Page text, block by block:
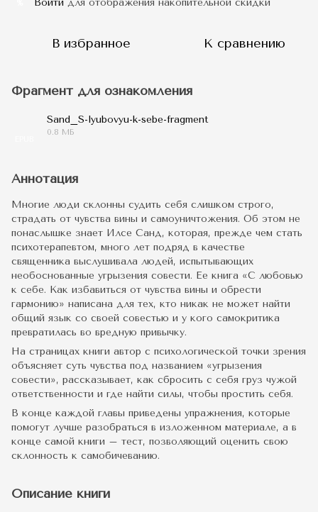
Войти для отображения накопительной скидки
В избранное К сравнению
Фрагмент для ознакомления
Sand_S-lyubovyu-k-sebe-fragment
0.8 МБ
Аннотация
Многие люди склонны судить себя слишком строго,
страдать от чувства вины и самоуничтожения. Об этом не
понаслышке знает Илсе Санд, которая, прежде чем стать
психотерапевтом, много лет подряд в качестве
священника выслушивала людей, испытывающих
необоснованные угрызения совести. Ее книга «С любовью
к себе. Как избавиться от чувства вины и обрести
гармонию» написана для тех, кто никак не может найти
общий язык со своей совестью и у кого самокритика
превратилась во вредную привычку.
На страницах книги автор с психологической точки зрения
объясняет суть чувства под названием «угрызения
совести», рассказывает, как сбросить с себя груз чужой
ответственности и где найти силы, чтобы простить себя.
В конце каждой главы приведены упражнения, которые
помогут лучше разобраться в изложенном материале, а в
конце самой книги – тест, позволяющий оценить свою
склонность к самобичеванию.
Описание книги